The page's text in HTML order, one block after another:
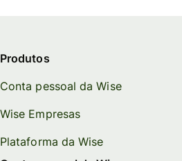
Produtos
Conta pessoal da Wise
Wise Empresas
Plataforma da Wise